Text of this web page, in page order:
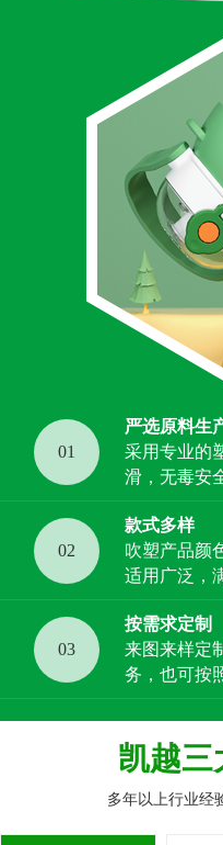
01
严选原料生
采用专业的
滑，无毒安
02
款式多样
吹塑产品颜
适用广泛，
03
按需求定制
来图来样定
务，也可按
凯越三
多年以上行业经